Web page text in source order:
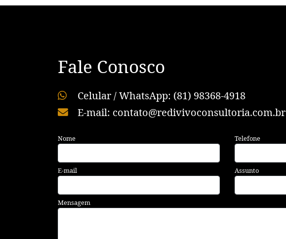
Fale Conosco
Celular / WhatsApp: (81) 98368-4918
E-mail: contato@redivivoconsultoria.com.br
Nome Telefone
E-mail Assunto
Mensagem